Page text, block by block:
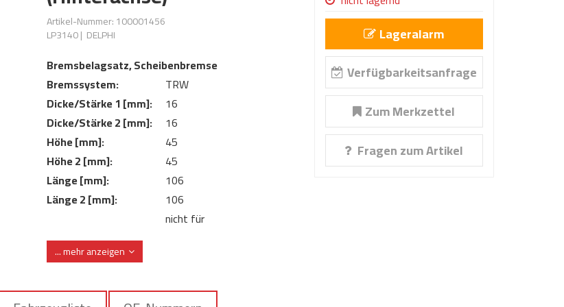
Artikel-Nummer: 100001456
LP3140| DELPHI
Bremsbelagsatz, Scheibenbremse
Bremssystem:
TRW
Dicke/Stärke 1 [mm]:
16
Dicke/Stärke 2 [mm]:
16
Höhe [mm]:
45
Höhe 2 [mm]:
45
Länge [mm]:
106
Länge 2 [mm]:
106
Verschleißwarnkontakt:
nicht für
Verschleißwarnkontakt:Verschleißsensor
... mehr anzeigen
Lageralarm
Verfügbarkeitsanfrage
Zum Merkzettel
Fragen zum Artikel